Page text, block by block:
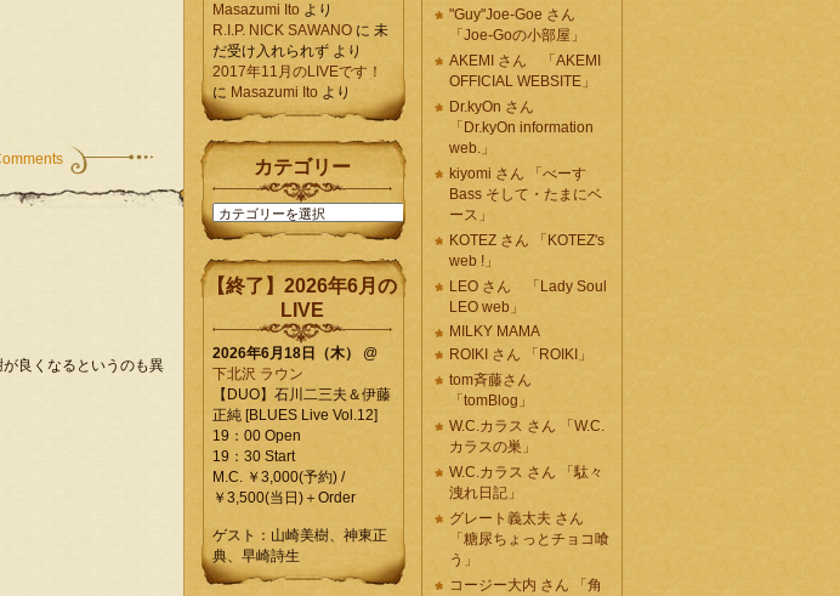
良くなるというのも異
Masazumi Ito より
R.I.P. NICK SAWANO に 未
だ受け入れられず より
2017年11月のLIVEです！
に Masazumi Ito より
カテゴリー
カ
テ
リ
ー
【終了】2026年6月の
LIVE
2026年6月18日（木）
@
下北沢 ラウン
【DUO】石川二三夫＆伊藤
正純 [BLUES Live Vol.12]
19：00 Open
19：30 Start
M.C. ￥3,000(予約) /
￥3,500(当日)＋Order
ゲスト：山崎美樹、神東正
典、早崎詩生
"Guy"Joe-Goe さん
「Joe-Goの小部屋」
AKEMI さん 「AKEMI
OFFICIAL WEBSITE」
Dr.kyOn さん
「Dr.kyOn information
web.」
kiyomi さん 「べーす
Bass そして・たまにベ
ース」
KOTEZ さん 「KOTEZ's
web !」
LEO さん 「Lady Soul
LEO web」
MILKY MAMA
ROIKI さん 「ROIKI」
tom斉藤さん
「tomBlog」
W.C.カラス さん 「W.C.
カラスの巣」
W.C.カラス さん 「駄々
洩れ日記」
グレート義太夫 さん
「糖尿ちょっとチョコ喰
う」
コージー大内 さん 「角